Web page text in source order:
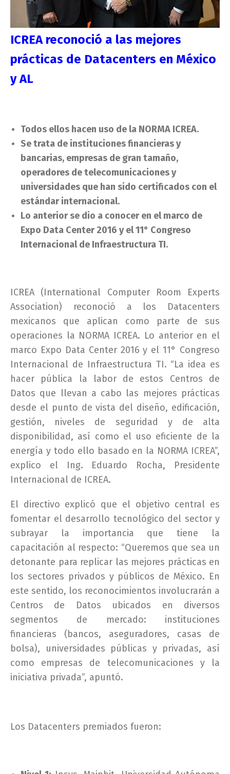
ICREA reconoció a las mejores
prácticas de Datacenters en México
y AL
Todos ellos hacen uso de la NORMA ICREA.
Se trata de instituciones financieras y
bancarias, empresas de gran tamaño,
operadores de telecomunicaciones y
universidades que han sido certificados con el
estándar internacional.
Lo anterior se dio a conocer en el marco de
Expo Data Center 2016 y el11° Congreso
Internacional de Infraestructura TI.
ICREA (International Computer Room Experts
Association) reconoció a los Datacenters
mexicanos que aplican como parte de sus
operaciones la NORMA ICREA. Lo anterior en el
marco Expo Data Center 2016 y el 11° Congreso
Internacional de Infraestructura TI. “La idea es
hacer pública la labor de estos Centros de
Datos que llevan a cabo las mejores prácticas
desde el punto de vista del diseño, edificación,
gestión, niveles de seguridad y de alta
disponibilidad, así como el uso eficiente de la
energía y todo ello basado en la NORMA ICREA”,
explico el Ing. Eduardo Rocha, Presidente
Internacional de ICREA.
El directivo explicó que el objetivo central es
fomentar el desarrollo tecnológico del sector y
subrayar la importancia que tiene la
capacitación al respecto: “Queremos que sea un
detonante para replicar las mejores prácticas en
los sectores privados y públicos de México. En
este sentido, los reconocimientos involucrarán a
Centros de Datos ubicados en diversos
segmentos de mercado: instituciones
financieras (bancos, aseguradores, casas de
bolsa), universidades públicas y privadas, así
como empresas de telecomunicaciones y la
iniciativa privada”, apuntó.
Los Datacenters premiados fueron: